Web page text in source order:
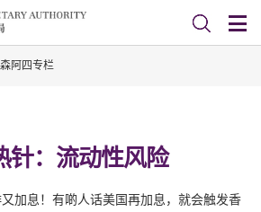
阿四专栏
针：流动性风险
加息！有啲人话美国再加息，就会触发香